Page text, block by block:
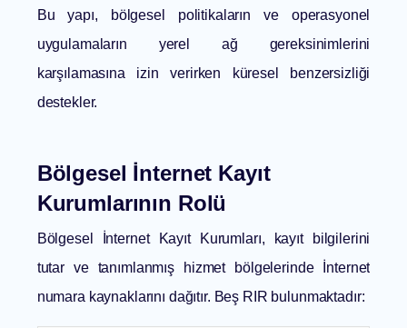
Bu yapı, bölgesel politikaların ve operasyonel
uygulamaların yerel ağ gereksinimlerini
karşılamasına izin verirken küresel benzersizliği
destekler.
Bölgesel İnternet Kayıt
Kurumlarının Rolü
Bölgesel İnternet Kayıt Kurumları, kayıt bilgilerini
tutar ve tanımlanmış hizmet bölgelerinde İnternet
numara kaynaklarını dağıtır. Beş RIR bulunmaktadır: